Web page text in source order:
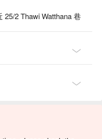
25/2 Thawi Watthana 巷